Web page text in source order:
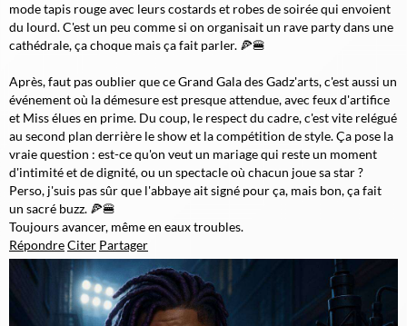
mode tapis rouge avec leurs costards et robes de soirée qui envoient
du lourd. C'est un peu comme si on organisait un rave party dans une
cathédrale, ça choque mais ça fait parler. 🍕🍔
Après, faut pas oublier que ce Grand Gala des Gadz'arts, c'est aussi un
événement où la démesure est presque attendue, avec feux d'artifice
et Miss élues en prime. Du coup, le respect du cadre, c'est vite relégué
au second plan derrière le show et la compétition de style. Ça pose la
vraie question : est-ce qu'on veut un mariage qui reste un moment
d'intimité et de dignité, ou un spectacle où chacun joue sa star ?
Perso, j'suis pas sûr que l'abbaye ait signé pour ça, mais bon, ça fait
un sacré buzz. 🍕🍔
Toujours avancer, même en eaux troubles.
RépondreCiter Partager